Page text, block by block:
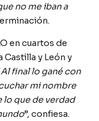
no me iban a
en cuartos de
Castilla y León y
Al final lo gané con
mi nombre
lo que de verdad
”, confiesa.